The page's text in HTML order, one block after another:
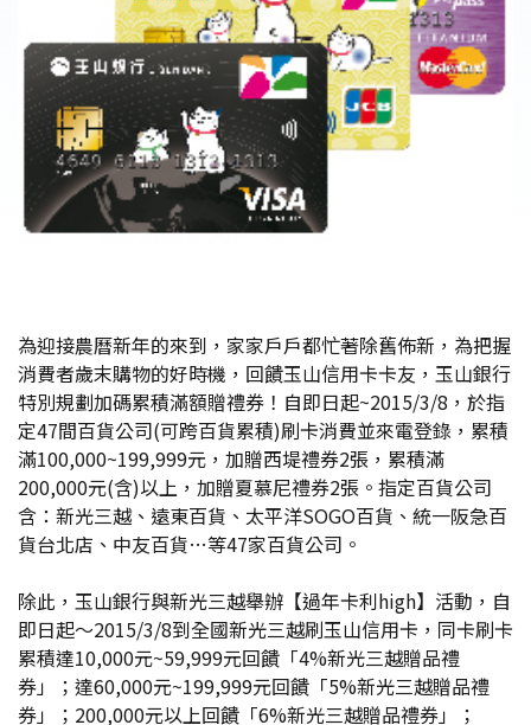
為迎接農曆新年的來到，家家戶戶都忙著除舊佈新，為把握
消費者歲末購物的好時機，回饋玉山信用卡卡友，玉山銀行
特別規劃加碼累積滿額贈禮券！自即日起~2015/3/8，於指
定47間百貨公司(可跨百貨累積)刷卡消費並來電登錄，累積
滿100,000~199,999元，加贈西堤禮券2張，累積滿
200,000元(含)以上，加贈夏慕尼禮券2張。指定百貨公司
含：新光三越、遠東百貨、太平洋SOGO百貨、統一阪急百
貨台北店、中友百貨…等47家百貨公司。
除此，玉山銀行與新光三越舉辦【過年卡利high】活動，自
即日起～2015/3/8到全國新光三越刷玉山信用卡，同卡刷卡
累積達10,000元~59,999元回饋「4%新光三越贈品禮
券」；達60,000元~199,999元回饋「5%新光三越贈品禮
券」；200,000元以上回饋「6%新光三越贈品禮券」；